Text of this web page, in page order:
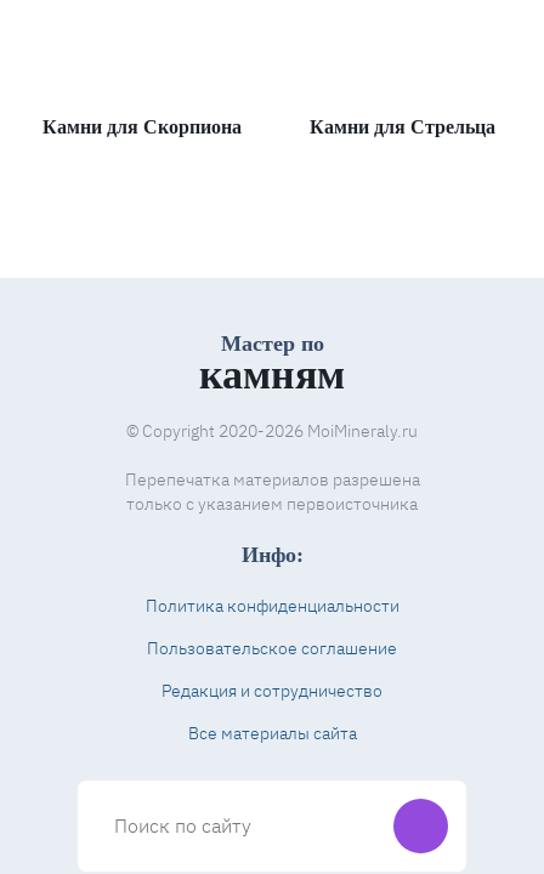
Камни для Скорпиона Камни для Стрельца
Мастер по
камням
© Copyright 2020-2026 MoiMineraly.ru
Перепечатка материалов разрешена
только с указанием первоисточника
Инфо:
Политика конфиденциальности
Пользовательское соглашение
Редакция и сотрудничество
Все материалы сайта